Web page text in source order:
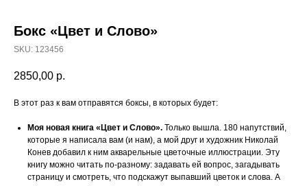
Бокс «Цвет и Слово»
SKU: 123456
2850,00 р.
В этот раз к вам отправятся боксы, в которых будет:
Моя новая книга «Цвет и Слово». Только вышла. 180 напутствий,
которые я написала вам (и нам), а мой друг и художник Николай
Конев добавил к ним акварельные цветочные иллюстрации. Эту
книгу можно читать по-разному: задавать ей вопрос, загадывать
страницу и смотреть, что подскажут выпавший цветок и слова. А